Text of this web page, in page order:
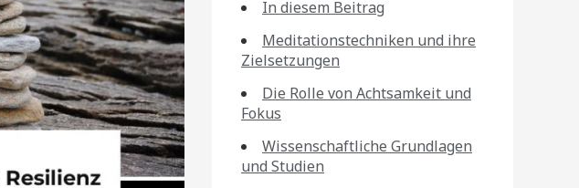
In diesem Beitrag
Meditationstechniken und ihre
Zielsetzungen
Die Rolle von Achtsamkeit und
Fokus
Wissenschaftliche Grundlagen
und Studien